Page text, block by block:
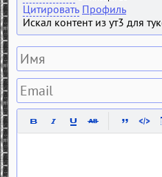
Цитировать Профиль
Искал контент из ут3 для